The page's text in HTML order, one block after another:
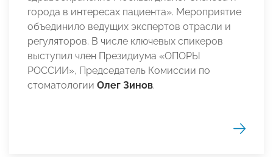
города в интересах пациента». Мероприятие
объединило ведущих экспертов отрасли и
регуляторов. В числе ключевых спикеров
выступил член Президиума «ОПОРЫ
РОССИИ», Председатель Комиссии по
стоматологии Олег Зинов.